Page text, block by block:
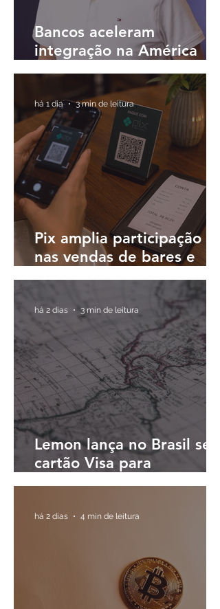
Bancos aceleram
integração na América
Latina e buscam
plataformas únicas para
operar em diferentes
países
Pix amplia participação
nas vendas de bares e
restaurantes e avança em
todas as regiões do país
há 1 dia 3 min de leitura
Lemon lança no Brasil seu
cartão Visa para
pagamentos em reais e
digitais
há 2 dias 3 min de leitura
há 2 dias 4 min de leitura